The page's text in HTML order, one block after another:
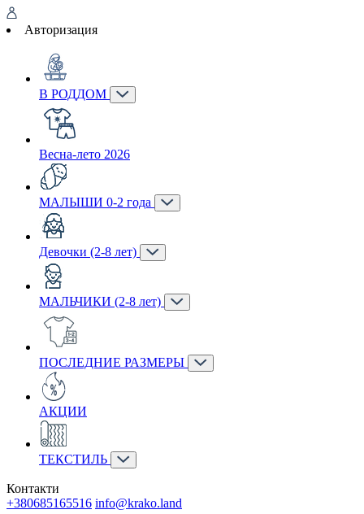
Авторизация
В РОДДОМ
Весна-лето 2026
МАЛЫШИ 0-2 года
Девочки (2-8 лет)
МАЛЬЧИКИ (2-8 лет)
ПОСЛЕДНИЕ РАЗМЕРЫ
АКЦИИ
ТЕКСТИЛЬ
Контакти
+380685165516 info@krako.land